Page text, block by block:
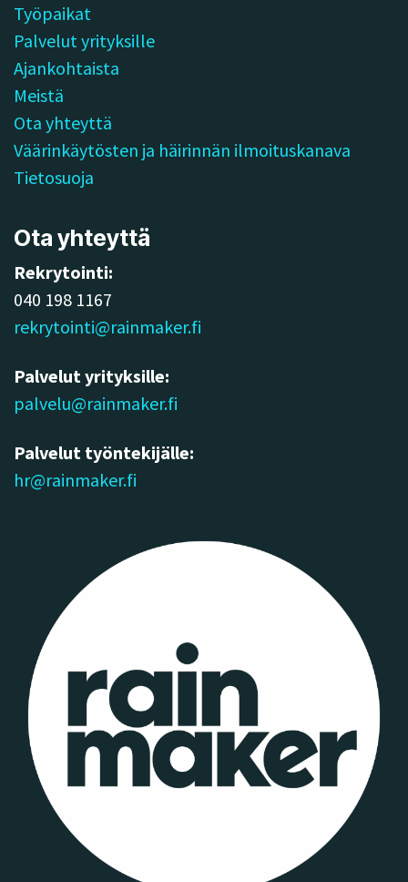
Työpaikat
Palvelut yrityksille
Ajankohtaista
Meistä
Ota yhteyttä
Väärinkäytösten ja häirinnän ilmoituskanava
Tietosuoja
Ota yhteyttä
Rekrytointi:
040 198 1167
rekrytointi@rainmaker.fi
Palvelut yrityksille:
palvelu@rainmaker.fi
Palvelut työntekijälle:
hr@rainmaker.fi